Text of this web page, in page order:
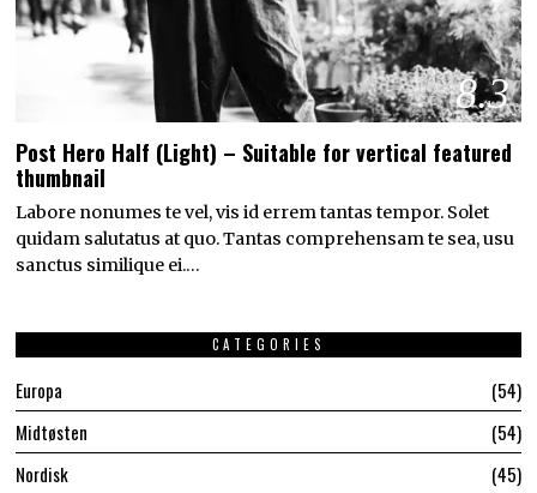
8.3
Post Hero Half (Light) – Suitable for vertical featured
thumbnail
Labore nonumes te vel, vis id errem tantas tempor. Solet
quidam salutatus at quo. Tantas comprehensam te sea, usu
sanctus similique ei.…
CATEGORIES
Europa
54
Midtøsten
54
Nordisk
45